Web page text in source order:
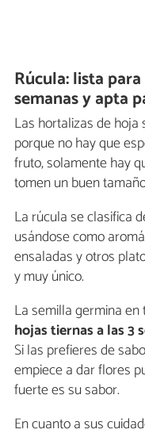
Rúcula: lista
semanas y apta
Las hortalizas de
porque no hay que
fruto, solamente hay
tomen un buen
La rúcula se clasifica
usándose como
ensaladas y otros
y muy único.
La semilla germina en
hojas tiernas a las 3
Si las prefieres de
empiece a dar flores
fuerte es su sabor.
En cuanto a sus